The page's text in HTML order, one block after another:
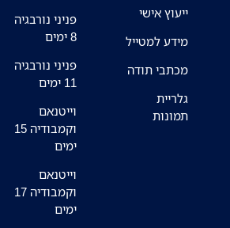
ייעוץ אישי
מידע למטייל
מכתבי תודה
גלריית
תמונות
פניני נורבגיה
8 ימים
פניני נורבגיה
11 ימים
וייטנאם
וקמבודיה 15
ימים
וייטנאם
וקמבודיה 17
ימים